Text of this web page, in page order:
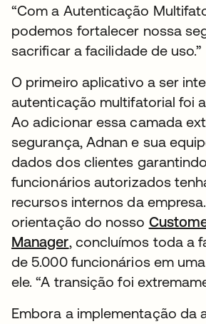
“Com a Autenticação
podemos fortalecer nossa
sacrificar a facilidade de uso.”
O primeiro aplicativo a ser
autenticação multifatorial foi
Ao adicionar essa camada
segurança, Adnan e sua
dados dos clientes
funcionários autorizados
recursos internos da
orientação do nosso
Manager, concluímos toda a
de 5.000 funcionários em uma
ele. “A transição foi
Embora a implementação da